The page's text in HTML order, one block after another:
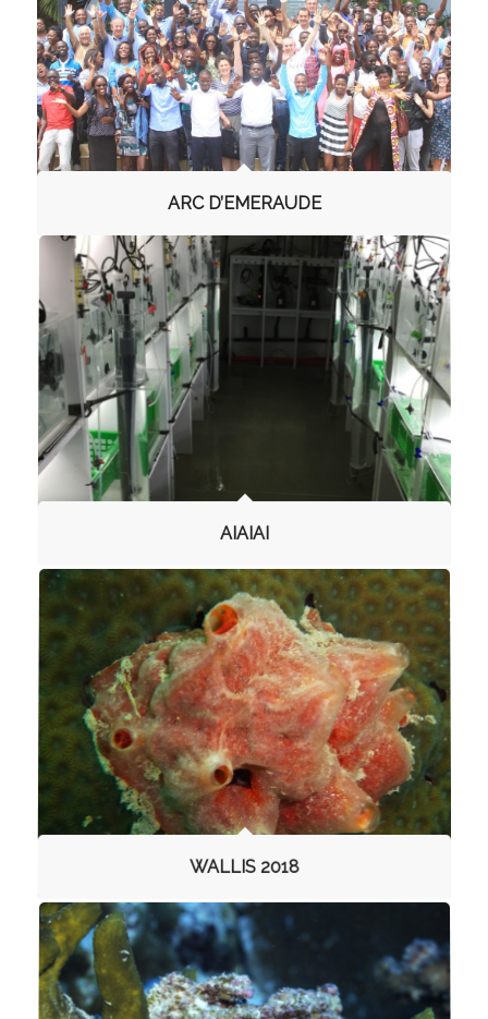
ARC D’EMERAUDE
AIAIAI
WALLIS 2018